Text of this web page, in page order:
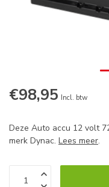
€98,95 Incl. btw
Deze Auto accu 12 volt
merk Dynac. Lees meer.